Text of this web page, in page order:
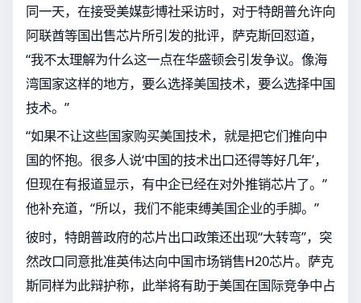
同一天，在接受美媒彭博社采访时，对于特朗普允许向
阿联酋等国出售芯片所引发的批评，萨克斯回怼道，
“我不太理解为什么这一点在华盛顿会引发争议。像海
湾国家这样的地方，要么选择美国技术，要么选择中国
技术。”
“如果不让这些国家购买美国技术，就是把它们推向中
国的怀抱。很多人说‘中国的技术出口还得等好几年’，
但现在有报道显示，有中企已经在对外推销芯片了。”
他补充道，“所以，我们不能束缚美国企业的手脚。”
彼时，特朗普政府的芯片出口政策还出现“大转弯”，突
然改口同意批准英伟达向中国市场销售H20芯片。萨克
斯同样为此辩护称，此举将有助于美国在国际竞争中占